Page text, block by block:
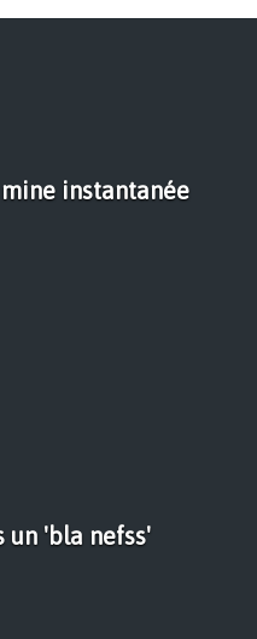
instantanée
un 'bla nefss'